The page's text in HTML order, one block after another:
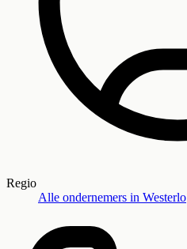
Regio
Alle ondernemers in Westerlo